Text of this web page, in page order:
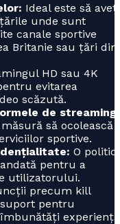
Ideal este să aveți
unde sunt
canale sportive
Britanie sau țări din
HD sau 4K
evitarea
scăzută.
de streaming:
să ocolească
sportive.
O
pentru a
utilizatorului.
precum kill
pentru
experiența